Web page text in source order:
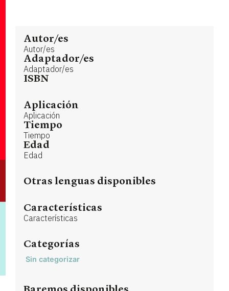
Autor/es
Autor/es
Adaptador/es
Adaptador/es
ISBN
Aplicación
Aplicación
Tiempo
Tiempo
Edad
Edad
Otras lenguas disponibles
Características
Características
Categorías
Sin categorizar